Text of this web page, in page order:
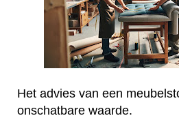
Het advies van een
onschatbare waarde.